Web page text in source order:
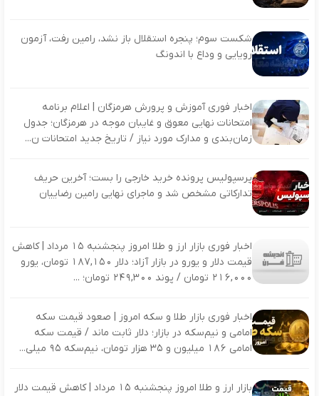
شکست سوم؛ پنجره استقلال باز نشد، رامین رفت، آزمون
رویایی و وداع با اندونگ
اخبار فوری آموزش و پرورش هرمزگان | اعلام برنامه
امتحانات نهایی معوق و غایبان موجه در هرمزگان؛ جدول
زمان‌بندی و مدارک مورد نیاز / تاریخ جدید امتحانات ن...
پرسپولیس پرونده خرید خارجی را بست؛ آخرین حریف
تدارکاتی مشخص شد و ماجرای نهایی رامین رضاییان
اخبار فوری بازار ارز و طلا امروز پنجشنبه ۱۵ مرداد | کاهش
قیمت دلار و یورو در بازار آزاد؛ دلار ۱۸۷,۱۵۰ تومان، یورو
۲۱۶,۰۰۰ تومان / پوند ۲۴۹,۳۰۰ تومان؛ ...
اخبار فوری بازار طلا و سکه امروز | صعود قیمت سکه
امامی و نیم‌سکه در بازار؛ دلار ثابت ماند / قیمت سکه
امامی ۱۸۶ میلیون و ۳۵ هزار تومان، نیم‌سکه ۹۵ میلی...
بازار ارز و طلا امروز پنجشنبه ۱۵ مرداد | کاهش قیمت دلار